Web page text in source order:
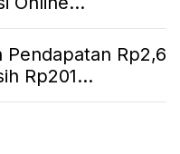
Pendapatan Rp2,6
Rp201...